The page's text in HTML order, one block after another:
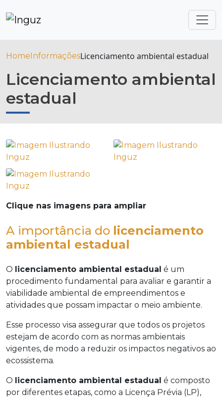
HomeInformaçõesLicenciamento ambiental estadual
Licenciamento ambiental
estadual
Clique nas imagens para ampliar
A importância do licenciamento
ambiental estadual
O licenciamento ambiental estadual é um
procedimento fundamental para avaliar e garantir a
viabilidade ambiental de empreendimentos e
atividades que possam impactar o meio ambiente.
Esse processo visa assegurar que todos os projetos
estejam de acordo com as normas ambientais
vigentes, de modo a reduzir os impactos negativos ao
ecossistema.
O licenciamento ambiental estadual é composto
por diferentes etapas, como a Licença Prévia (LP),